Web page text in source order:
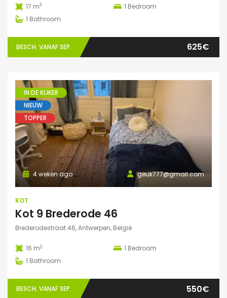
17 m2 1 Bedroom
1 Bathroom
BESCH. VANAF SEP. 625€
IN DE KIJKER
NIEUW
TOPPER
geuk777@gmail.com
4 weken ago
KOT
Kot 9 Brederode 46
Brederodestraat 46, Antwerpen, België
16 m2 1 Bedroom
1 Bathroom
BESCH. VANAF SEP. 550€